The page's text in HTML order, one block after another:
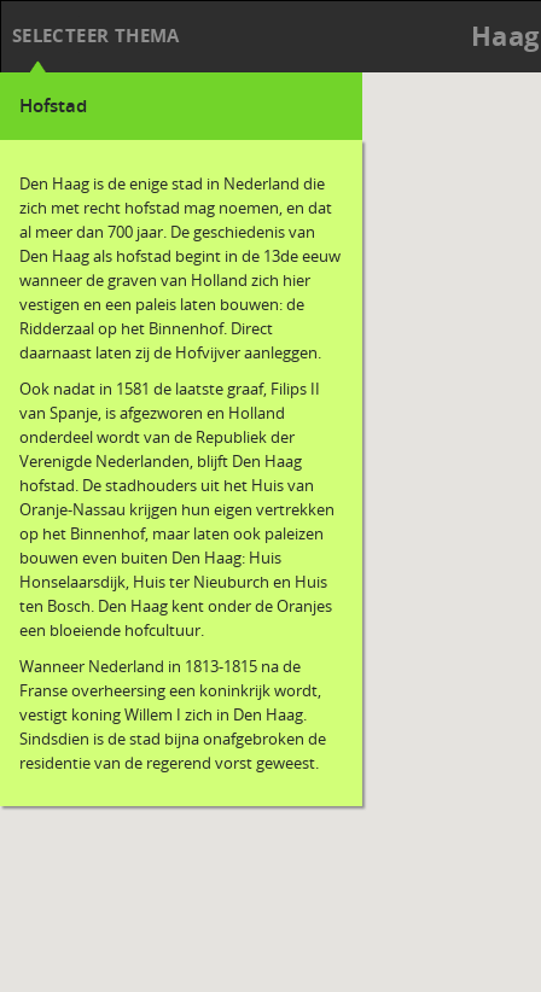
SELECTEER THEMA
Hofstad
Den Haag is de enige stad in Nederland die
zich met recht hofstad mag noemen, en dat
al meer dan 700 jaar. De geschiedenis van
Den Haag als hofstad begint in de 13de eeuw
wanneer de graven van Holland zich hier
vestigen en een paleis laten bouwen: de
Ridderzaal op het Binnenhof. Direct
daarnaast laten zij de Hofvijver aanleggen.
Ook nadat in 1581 de laatste graaf, Filips II
van Spanje, is afgezworen en Holland
onderdeel wordt van de Republiek der
Verenigde Nederlanden, blijft Den Haag
hofstad. De stadhouders uit het Huis van
Oranje-Nassau krijgen hun eigen vertrekken
op het Binnenhof, maar laten ook paleizen
bouwen even buiten Den Haag: Huis
Honselaarsdijk, Huis ter Nieuburch en Huis
ten Bosch. Den Haag kent onder de Oranjes
een bloeiende hofcultuur.
Wanneer Nederland in 1813-1815 na de
Franse overheersing een koninkrijk wordt,
vestigt koning Willem I zich in Den Haag.
Sindsdien is de stad bijna onafgebroken de
residentie van de regerend vorst geweest.